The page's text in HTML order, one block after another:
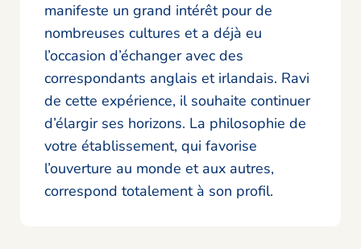
manifeste un grand intérêt pour de
nombreuses cultures et a déjà eu
l’occasion d’échanger avec des
correspondants anglais et irlandais. Ravi
de cette expérience, il souhaite continuer
d’élargir ses horizons. La philosophie de
votre établissement, qui favorise
l’ouverture au monde et aux autres,
correspond totalement à son profil.